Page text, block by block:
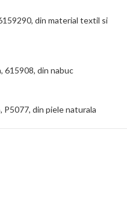
din material textil si
615908, din nabuc
P5077, din piele naturala